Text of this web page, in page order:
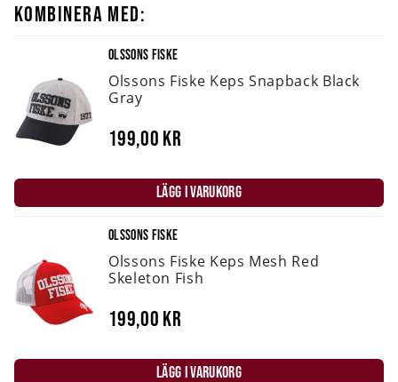
KOMBINERA MED:
OLSSONS FISKE
Olssons Fiske Keps Snapback Black
Gray
199,00 kr
LÄGG I VARUKORG
OLSSONS FISKE
Olssons Fiske Keps Mesh Red
Skeleton Fish
199,00 kr
LÄGG I VARUKORG